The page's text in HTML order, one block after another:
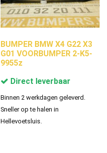
BUMPER BMW X4 G22 X3
G01 VOORBUMPER 2-K5-
9955z
Direct leverbaar
Binnen 2 werkdagen geleverd.
Sneller op te halen in
Hellevoetsluis.